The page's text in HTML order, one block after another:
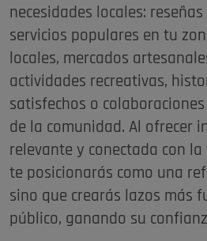
necesidades locales:
servicios populares en tu
locales, mercados
actividades recreativas,
satisfechos o
de la comunidad. Al ofrecer
relevante y conectada con
te posicionarás como una
sino que crearás lazos más
público, ganando su